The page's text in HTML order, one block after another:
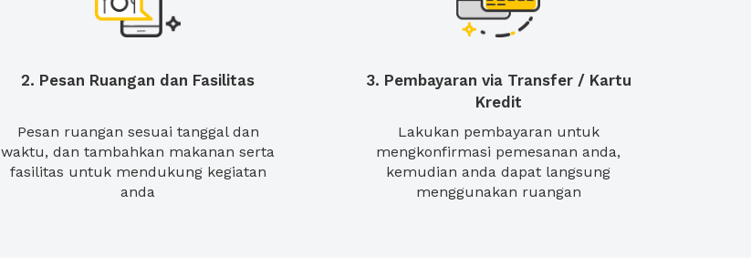
2. Pesan Ruangan dan Fasilitas
Pesan ruangan sesuai tanggal dan
waktu, dan tambahkan makanan serta
fasilitas untuk mendukung kegiatan
anda
3. Pembayaran via Transfer / Kartu
Kredit
Lakukan pembayaran untuk
mengkonfirmasi pemesanan anda,
kemudian anda dapat langsung
menggunakan ruangan